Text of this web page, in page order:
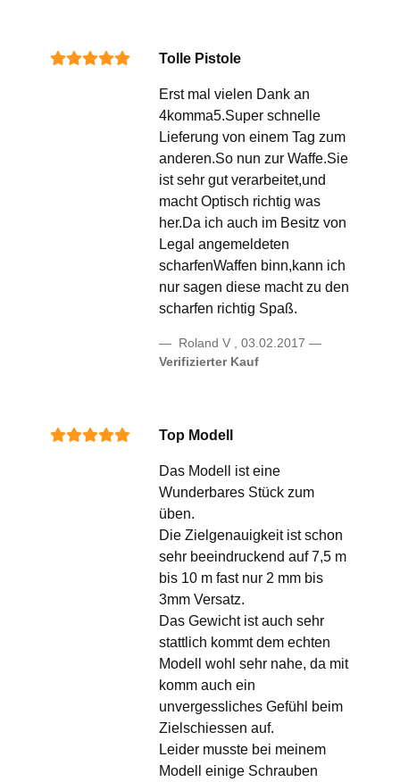
Tolle Pistole
Erst mal vielen Dank an
4komma5.Super schnelle
Lieferung von einem Tag zum
anderen.So nun zur Waffe.Sie
ist sehr gut verarbeitet,und
macht Optisch richtig was
her.Da ich auch im Besitz von
Legal angemeldeten
scharfenWaffen binn,kann ich
nur sagen diese macht zu den
scharfen richtig Spaß.
Roland V , 03.02.2017
Verifizierter Kauf
Top Modell
Das Modell ist eine
Wunderbares Stück zum
üben.
Die Zielgenauigkeit ist schon
sehr beeindruckend auf 7,5 m
bis 10 m fast nur 2 mm bis
3mm Versatz.
Das Gewicht ist auch sehr
stattlich kommt dem echten
Modell wohl sehr nahe, da mit
komm auch ein
unvergessliches Gefühl beim
Zielschiessen auf.
Leider musste bei meinem
Modell einige Schrauben